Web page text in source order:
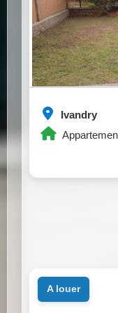
Ivandry
a louer